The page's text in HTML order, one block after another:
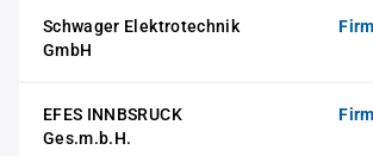
Schwager Elektrotechnik
GmbH
EFES INNBSRUCK
Ges.m.b.H.